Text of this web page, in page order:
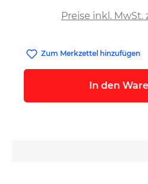
Preise inkl. MwSt.
Zum Merkzettel hinzufügen
In den